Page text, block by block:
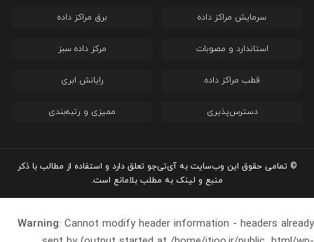
سرمایش مراکز داده برق مراکز داده
استاندارد و مصوبات مرکز داده سبز
قطب مراکز داده رایانش ابری
دسترس‌پذیری ممیزی و رتبه‌بندی
© تمامی حقوق این وب‌سایت به آی‌تی‌جو تعلق دارد و استفاده از مطالب با ذکر
منبع و لینک به مطلب بلامانع است.
Warning: Cannot modify header information - headers already